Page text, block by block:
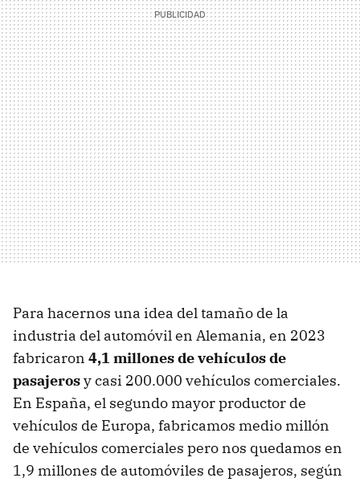
Para hacernos una idea del tamaño de la
industria del automóvil en Alemania, en 2023
fabricaron 4,1 millones de vehículos de
pasajerosy casi 200.000 vehículos comerciales.
En España, el segundo mayor productor de
vehículos de Europa, fabricamos medio millón
de vehículos comerciales pero nos quedamos en
1,9 millones de automóviles de pasajeros, según